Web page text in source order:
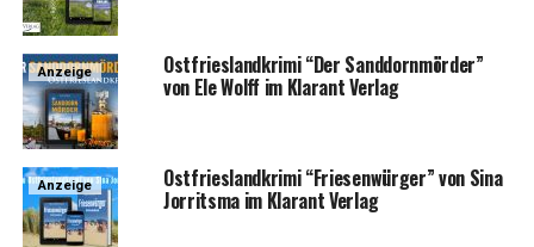
Anzeige Ost­fries­land­kri­mi “Der Sand­dorn­mör­der”
von Ele Wolff im Klar­ant Verlag
Anzeige Ost­fries­land­kri­mi “Frie­sen­wür­ger” von Sina
Jor­rit­s­ma im Klar­ant Verlag